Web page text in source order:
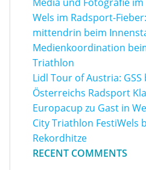
Wels im Radsport-Fieber:
mittendrin beim
Medienkoordination
Triathlon
Lidl Tour of Austria:
Österreichs Radsport
Europacup zu Gast in
City Triathlon FestiWels
Rekordhitze
RECENT COMMENTS